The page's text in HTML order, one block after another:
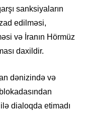
sanksiyaların
edilməsi,
və İranın Hörmüz
daxildir.
dənizində və
dialoqda etimadı